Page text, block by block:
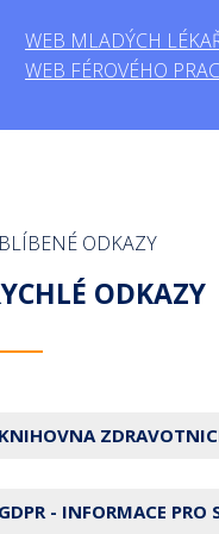
WEB MLADÝCH
WEB FÉROVÉHO
ODKAZY
ODKAZY
- INFORMACE PRO